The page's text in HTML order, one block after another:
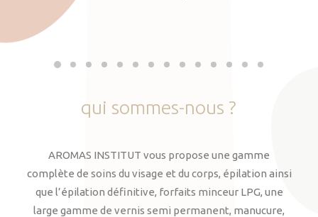
qui sommes-nous ?
AROMAS INSTITUT vous propose une gamme
complète de soins du visage et du corps, épilation ainsi
que l’épilation définitive, forfaits minceur LPG, une
large gamme de vernis semi permanent, manucure,